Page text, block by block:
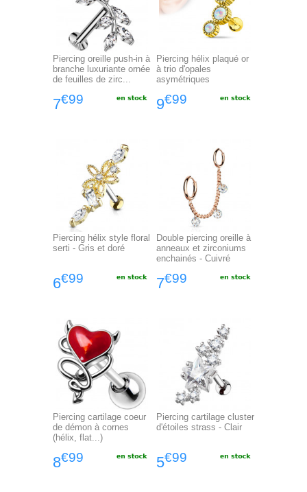
Piercing oreille push-in à
branche luxuriante ornée
de feuilles de zirc...
7€99
Piercing hélix plaqué or
à trio d'opales
asymétriques
9€99
Piercing hélix style floral
serti - Gris et doré
6€99
Double piercing oreille à
anneaux et zirconiums
enchainés - Cuivré
7€99
Piercing cartilage coeur
de démon à cornes
(hélix, flat...)
8€99
Piercing cartilage cluster
d'étoiles strass - Clair
5€99